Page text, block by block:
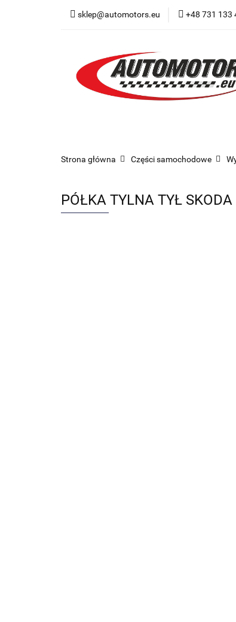
sklep@automotors.eu +48 731 133
Części
Car audio
Strona główna Części samochodowe
PÓŁKA TYLNA TYŁ